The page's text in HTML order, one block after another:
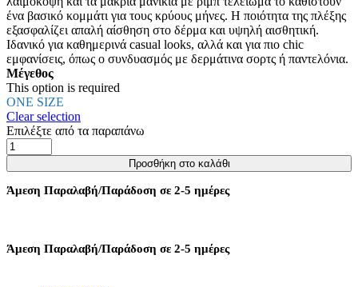
να
επιλεγούν
στη
σελίδα
του
ένα βασικό κομμάτι για τους κρύους μήνες. Η ποιότητα της πλέξης
εξασφαλίζει απαλή αίσθηση στο δέρμα και υψηλή αισθητική.
Ιδανικό για καθημερινά casual looks, αλλά και για πιο chic
εμφανίσεις, όπως ο συνδυασμός με δερμάτινα σορτς ή παντελόνια.
Μέγεθος
This option is required
ONE SIZE
Clear selection
Επιλέξτε από τα παραπάνω
MΠΛΟΥΖΑ
ΠΛΕΚΤΗ
ΣΕ
ΑΝΕΤΗ
ποσότητα
Προσθήκη στο καλάθι
Άμεση Παραλαβή/Παράδοση σε 2-5 ημέρες
Άμεση Παραλαβή/Παράδοση σε 2-5 ημέρες